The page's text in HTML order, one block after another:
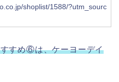
shoplist/1588/?utm_sourc
すめ⑥は、ケーヨーデイ